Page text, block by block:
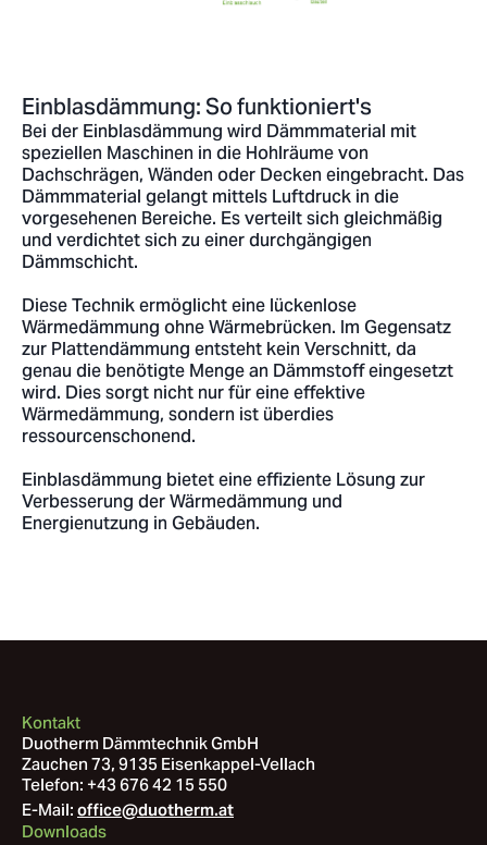
Einblasdämmung: So funktioniert's
Bei der Einblasdämmung wird Dämmmaterial mit
speziellen Maschinen in die Hohlräume von
Dachschrägen, Wänden oder Decken eingebracht. Das
Dämmmaterial gelangt mittels Luftdruck in die
vorgesehenen Bereiche. Es verteilt sich gleichmäßig
und verdichtet sich zu einer durchgängigen
Dämmschicht.
Diese Technik ermöglicht eine lückenlose
Wärmedämmung ohne Wärmebrücken. Im Gegensatz
zur Plattendämmung entsteht kein Verschnitt, da
genau die benötigte Menge an Dämmstoff eingesetzt
wird. Dies sorgt nicht nur für eine effektive
Wärmedämmung, sondern ist überdies
ressourcenschonend.
Einblasdämmung bietet eine effiziente Lösung zur
Verbesserung der Wärmedämmung und
Energienutzung in Gebäuden.
Kontakt
Duotherm Dämmtechnik GmbH
Zauchen 73, 9135 Eisenkappel-Vellach
Telefon:+43 676 42 15 550
E-Mail: office@duotherm.at
Downloads